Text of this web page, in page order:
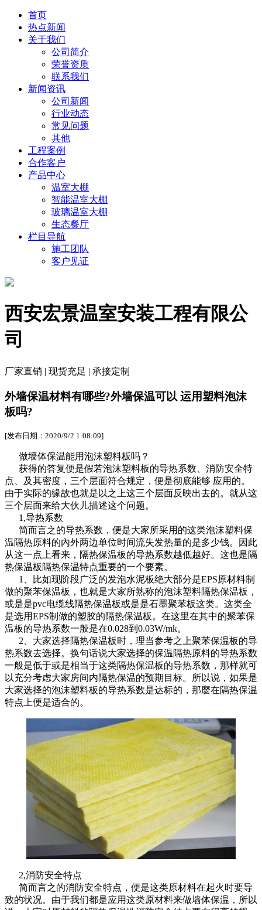
首页
热点新闻
关于我们
公司简介
荣誉资质
联系我们
新闻资讯
公司新闻
行业动态
常见问题
其他
工程案例
合作客户
产品中心
温室大棚
智能温室大棚
玻璃温室大棚
生态餐厅
栏目导航
施工团队
客户见证
西安宏景温室安装工程有限公
司
厂家直销 | 现货充足 | 承接定制
外墙保温材料有哪些?外墙保温可以 运用塑料泡沫
板吗?
[发布日期：2020/9/2 1:08:09]
做墙体保温能用泡沫塑料板吗？
获得的答复便是假若泡沫塑料板的导热系数、消防安全特
点、及其密度，三个层面符合规定，便是彻底能够 应用的。
由于实际的缘故也就是以之上这三个层面反映出去的。就从这
三个层面来给大伙儿描述这个问题。
1,导热系数
简而言之的导热系数，便是大家所采用的这类泡沫塑料保
温隔热原料的內外两边单位时间流失发热量的是多少钱。因此
从这一点上看来，隔热保温板的导热系数越低越好。这也是隔
热保温板隔热保温特点重要的一个要素。
1、比如现阶段广泛的发泡水泥板绝大部分是EPS原材料制
做的聚苯保温板，也就是大家所熟称的泡沫塑料隔热保温板，
或是是pvc电缆线隔热保温板或是是石墨聚苯板这类。这类全
是选用EPS制做的塑胶的隔热保温板。在这里在其中的聚苯保
温板的导热系数一般是在0.028到0.03W/mk。
2、大家选择隔热保温板时，理当参考之上聚苯保温板的导
热系数去选择。换句话说大家选择的保温隔热原料的导热系数
一般是低于或是相当于这类隔热保温板的导热系数，那样就可
以充分考虑大家房间内隔热保温的预期目标。所以说，如果是
大家选择的泡沫塑料板的导热系数是达标的，那麼在隔热保温
特点上便是适合的。
2,消防安全特点
简而言之的消防安全特点，便是这类原材料在起火时要导
致的状况。由于我们都是应用这类原材料来做墙体保温，所以